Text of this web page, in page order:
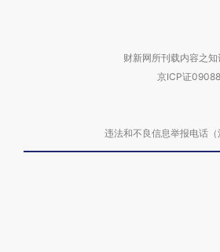
财新网所刊载内容之
京ICP证
违法和不良信息举报电话